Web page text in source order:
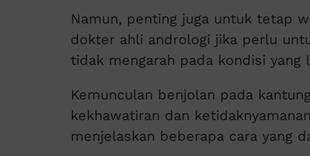
Namun, penting juga untuk tetap
dokter ahli andrologi jika perlu
tidak mengarah pada kondisi yang
Kemunculan benjolan pada
kekhawatiran dan
menjelaskan beberapa cara yang